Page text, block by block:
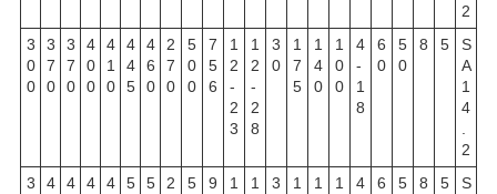
2
3
0
0
3
7
0
3
7
0
4
0
0
4
1
0
4
4
5
4
6
0
2
7
0
5
0
0
7
5
6
1
2
-
2
3
1
2
-
2
8
3
0
1
7
5
1
4
0
1
0
0
4
-
1
8
6
0
5
0
8 5
S
A
1
4
2
3
4
4
4
4
5
5
2
5
9
1
1
3
1
1
1
4
6
5
8 5
S